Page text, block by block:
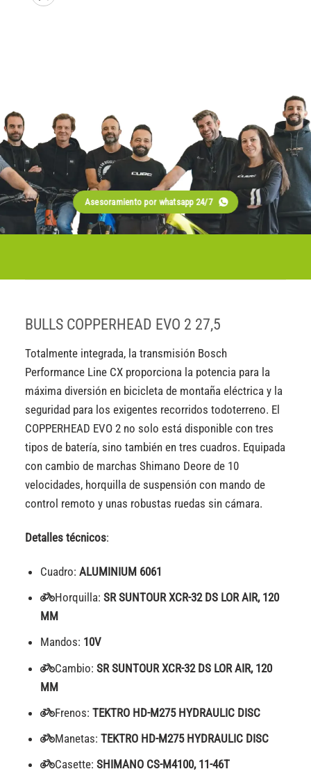
Asesoramiento por whatsapp 24/7
BULLS COPPERHEAD EVO 2 27,5
Totalmente integrada, la transmisión Bosch
Performance Line CX proporciona la potencia para la
máxima diversión en bicicleta de montaña eléctrica y la
seguridad para los exigentes recorridos todoterreno. El
COPPERHEAD EVO 2 no solo está disponible con tres
tipos de batería, sino también en tres cuadros. Equipada
con cambio de marchas Shimano Deore de 10
velocidades, horquilla de suspensión con mando de
control remoto y unas robustas ruedas sin cámara.
Detalles técnicos:
Cuadro:ALUMINIUM 6061
Horquilla:SR SUNTOUR XCR-32 DS LOR AIR, 120
MM
Mandos: 10V
Cambio:SR SUNTOUR XCR-32 DS LOR AIR, 120
MM
Frenos:TEKTRO HD-M275 HYDRAULIC DISC
Manetas:TEKTRO HD-M275 HYDRAULIC DISC
Casette:SHIMANO CS-M4100, 11-46T